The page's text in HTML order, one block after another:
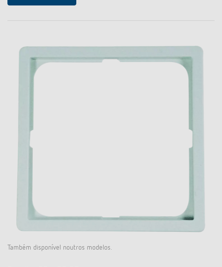
Também disponível noutros modelos.